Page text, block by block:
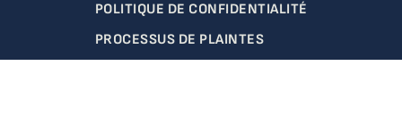
POLITIQUE DE CONFIDENTIALITÉ
PROCESSUS DE PLAINTES